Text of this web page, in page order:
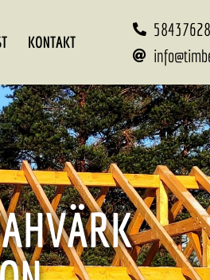
KONTAKT
58437628